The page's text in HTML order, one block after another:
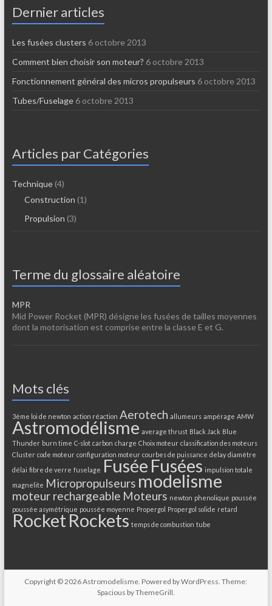
Dernier articles
Les fusées clusters 6 octobre 2013
Comment bien choisir son moteur? 6 octobre 2013
Fonctionnement général des micros propulseurs 6 octobre 2013
Tubes/Fuselage 6 octobre 2013
Articles par Catégories
Technique(4)
Construction (1)
Propulsion (3)
Terme du glossaire aléatoire
MPR
Mid Power Rocket (MPR) désigne les fusées de tailles moyennes
dont la motorisation est comprise entre la classe E et G.
Mots clés
3ème loi de newton action réaction Aerotech allumeurs ampérage AMW
Astromodélisme average thrust Black Jack Blue
Thunder burn time C-slot carbon charge Choix moteur classification des moteurs
Cluster code moteur configuration moteur courbes de puissance delay diamètre
délai fibre de verre fuselage Fusée Fusées impulsion totale
magnelite Micropropulseurs modelisme
moteur rechargeable Moteurs newton phenolique poussée
poussée asymétrique poussée moyenne Propergol Propergol solide retard
RocketRockets temps de combustion tube
Copyright © 2026Astromodelisme . Powered byWordPress . Theme:
Spacious byThemeGrill